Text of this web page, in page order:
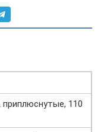
приплюснутые, 110